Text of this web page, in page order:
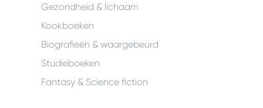
Gezondheid & lichaam
Kookboeken
Biografieën & waargebeurd
Studieboeken
Fantasy & Science fiction